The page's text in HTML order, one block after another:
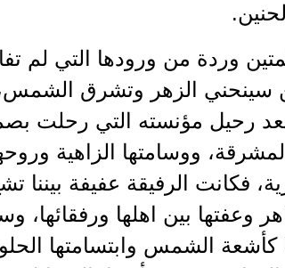
وردة من ورودها التي
سينحني الزهر وتشرق
بعد رحيل مؤنسته التي
ووسامتها الزاهية
فكانت الرفيقة عفيفة بيننا
وعفتها بين اهلها ورفقائها،
الشمس وابتسامتها